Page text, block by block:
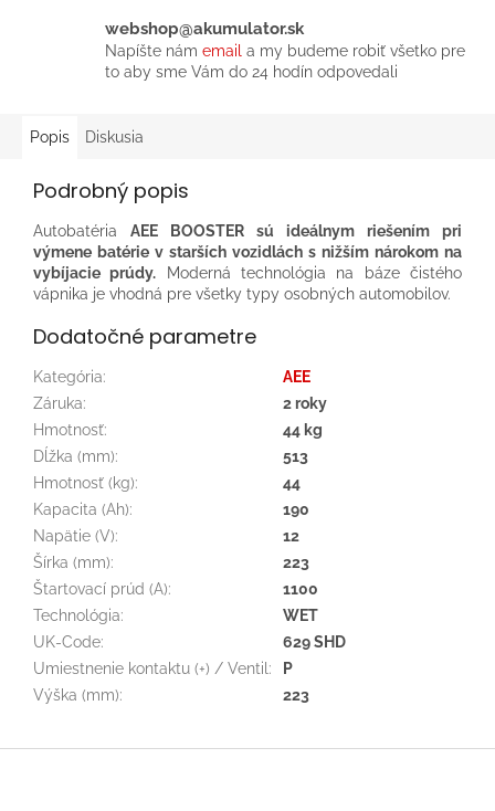
webshop@akumulator.sk
Napíšte nám email a my budeme robiť všetko pre
to aby sme Vám do 24 hodín odpovedali
Popis Diskusia
Podrobný popis
Autobatéria AEE BOOSTER sú ideálnym riešením pri
výmene batérie v starších vozidlách s nižším nárokom na
vybíjacie prúdy. Moderná technológia na báze čistého
vápnika je vhodná pre všetky typy osobných automobilov.
Dodatočné parametre
Kategória:
AEE
Záruka:
2 roky
Hmotnosť:
44 kg
Dĺžka (mm):
513
Hmotnosť (kg):
44
Kapacita (Ah):
190
Napätie (V):
12
Šírka (mm):
223
Štartovací prúd (A):
1100
Technológia:
WET
UK-Code:
629 SHD
Umiestnenie kontaktu (+) / Ventil :
P
Výška (mm): 223
Z